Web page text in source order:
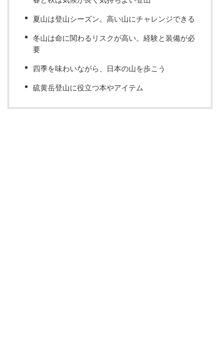
夏山は登山シーズン。高い山にチャレンジできる
冬山は命に関わるリスクが高い。経験と装備が必
要
四季を味わいながら、日本の山を歩こう
硫黄岳登山に役立つ本やアイテム